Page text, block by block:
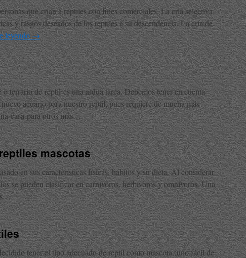
que crían a reptiles con fines comerciales. La cría selectiva
y rasgos deseados de los reptiles a su descendencia. La cría de
leyendo→
terrario de reptil es una ardua tarea. Debemos tener en cuenta
acuario para nuestro reptil, pues requiere de mucha más
casa para otros más…
mascotas
en sus características físicas, hábitos y su dieta. Al considerar
se pueden clasificar en carnívoros, herbívoros y omnívoros. Una
tener el tipo adecuado de reptil como mascota (uno fácil de